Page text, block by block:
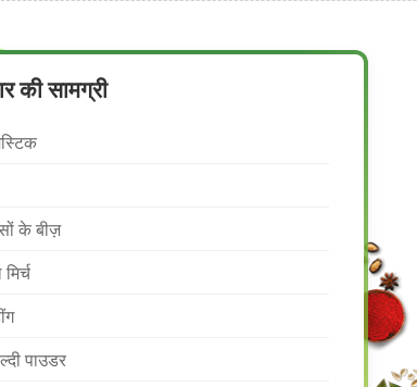
की सामग्री
के बीज़
पाउडर